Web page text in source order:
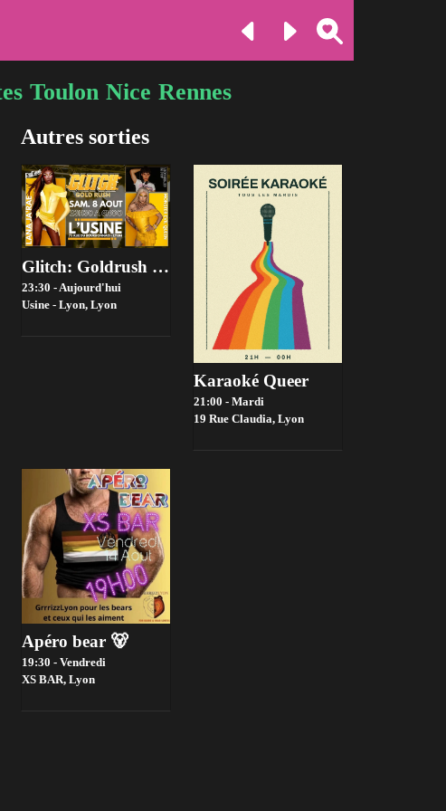
Toulon Nice Rennes
Autres sorties
Glitch: Goldrush Ft. Lana Ja'rae (Rupaul's Drag Race Us S17)
23:30 - Aujourd'hui
Usine - Lyon, Lyon
Karaoké Queer
21:00 - Mardi
19 Rue Claudia, Lyon
Apéro bear 🐻
19:30 - Vendredi
XS BAR, Lyon